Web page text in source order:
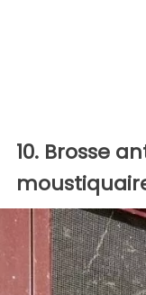
10. Brosse